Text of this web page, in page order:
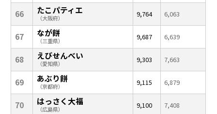
66 たこパティエ
（大阪府） 9,764 6,063
67 なが餅
（三重県） 9,687 6,639
68 えびせんべい
（愛知県） 9,303 7,663
69 あぶり餅
（京都府） 9,115 6,879
70 はっさく大福
（広島県） 9,100 7,408